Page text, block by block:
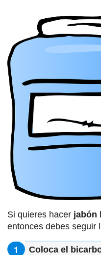
Si quieres hacer jabón
entonces debes seguir
Coloca el